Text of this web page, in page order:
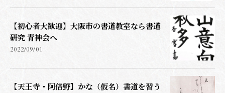
【初心者大歓迎】大阪市の書道教室なら書道
研究 青神会へ
2022/09/01
【天王寺・阿倍野】かな（仮名）書道を習う